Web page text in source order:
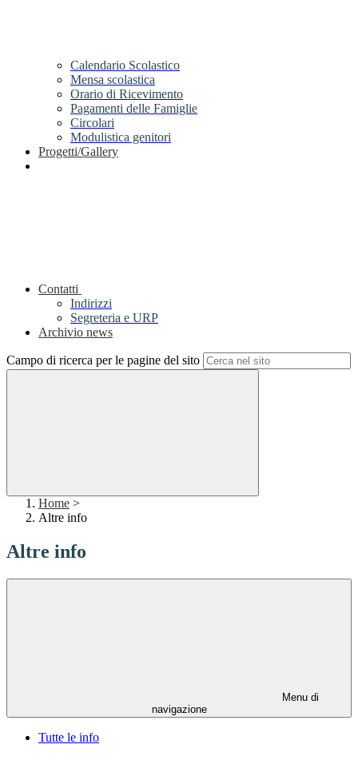
Calendario Scolastico
Mensa scolastica
Orario di Ricevimento
Pagamenti delle Famiglie
Circolari
Modulistica genitori
Progetti/Gallery
Contatti
Indirizzi
Segreteria e URP
Archivio news
Campo di ricerca per le pagine del sito
Home >
Altre info
Altre info
Menu di
navigazione
Tutte le info